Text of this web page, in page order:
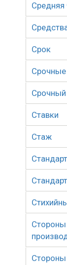
Средняя
Срок
Срочные
Срочный
Ставки
Стаж
Стороны
Стороны